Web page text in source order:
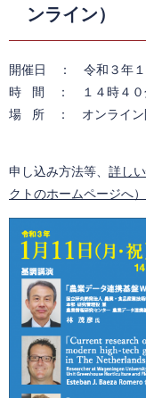
ンライン）
開催日 ： 令和３年１
時 間 ： １４時４０
場 所 ： オンライン
申し込み方法等、 詳し
クトのホームページへ）